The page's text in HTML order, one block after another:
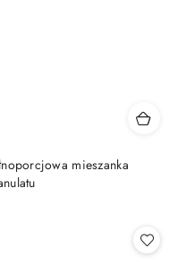
mieszanka